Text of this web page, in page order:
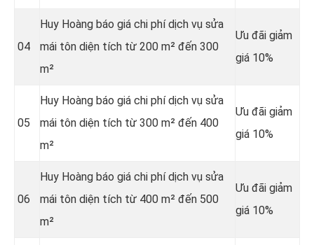
04
Huy Hoàng báo giá chi phí dịch vụ sửa
mái tôn diện tích từ 200 m² đến 300
m²
Ưu đãi giảm
giá 10%
05
Huy Hoàng báo giá chi phí dịch vụ sửa
mái tôn diện tích từ 300 m² đến 400
m²
Ưu đãi giảm
giá 10%
06
Huy Hoàng báo giá chi phí dịch vụ sửa
mái tôn diện tích từ 400 m² đến 500
m²
Ưu đãi giảm
giá 10%